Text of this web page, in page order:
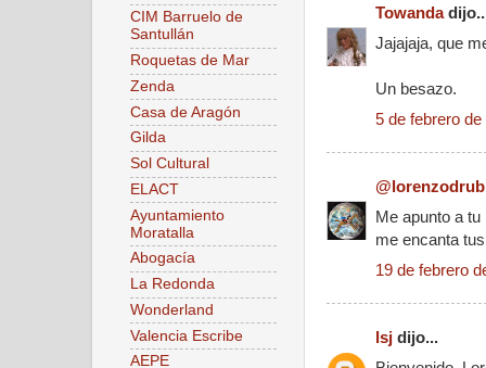
Towanda
Jajajaja, que
Un besazo.
5 de febrero
Me apunto a
me encanta
19 de febrero
lsj dijo...
CIM Barruelo de
Santullán
Roquetas de Mar
Zenda
Casa de Aragón
Gilda
Sol Cultural
ELACT
Ayuntamiento
Moratalla
Abogacía
La Redonda
Wonderland
Valencia Escribe
AEPE